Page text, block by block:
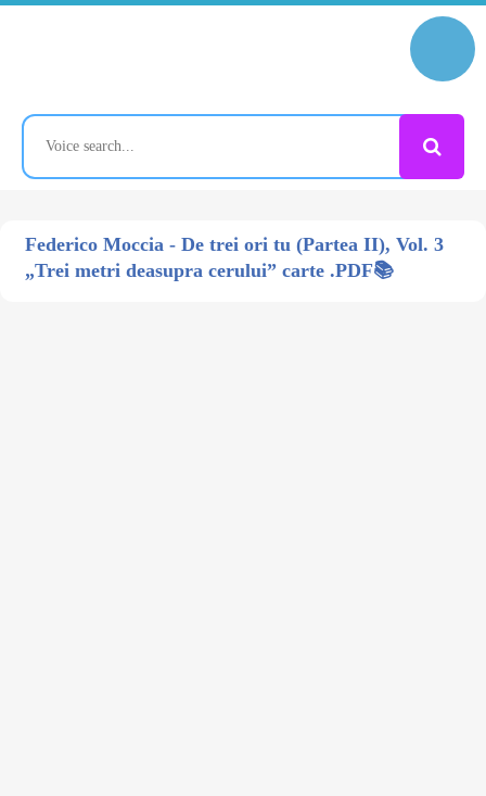
Federico Moccia - De trei ori tu (Partea II), Vol. 3
„Trei metri deasupra cerului” carte .PDF📚